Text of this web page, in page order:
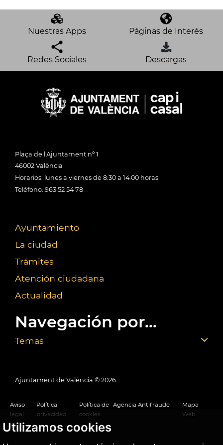
Utilizamos cookies
Nuestras Apps Páginas de Interés
Redes Sociales Descargas
Plaça de l'Ajuntament nº 1
46002 València
Horarios: lunes a viernes de 8:30 a 14:00 horas
Teléfono: 963 52 54 78
Ayuntamiento
La ciudad
Trámites
Atención ciudadana
Actualidad
Navegación por...
Temas
Ajuntament de València © 2026
Aviso
legal
Política
privacidad
Política de
cookies
Agencia Antifraude
Mapa
Web